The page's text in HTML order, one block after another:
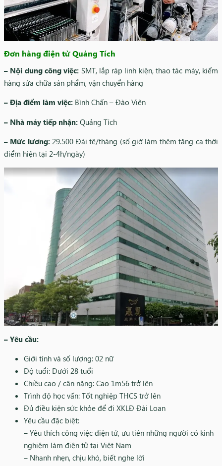
Đơn hàng điện tử Quảng Tích
– Nội dung công việc: SMT, lắp ráp linh kiện, thao tác máy, kiểm
hàng sửa chữa sản phẩm, vận chuyển hàng
– Địa điểm làm việc: Bình Chấn – Đào Viên
– Nhà máy tiếp nhận: Quảng Tích
– Mức lương:29.500 Đài tệ/tháng (số giờ làm thêm tăng ca thời
điểm hiện tại 2-4h/ngày)
– Yêu cầu:
Giới tính và số lượng: 02 nữ
Độ tuổi: Dưới 28 tuổi
Chiều cao / cân nặng: Cao 1m56 trở lên
Trình độ học vấn: Tốt nghiệp THCS trở lên
Đủ điều kiện sức khỏe để đi XKLĐ Đài Loan
Yêu cầu đặc biệt:
– Yêu thích công việc điện tử, ưu tiên những người có kinh
nghiệm làm điện tử tại Việt Nam
– Nhanh nhẹn, chịu khó, biết nghe lời